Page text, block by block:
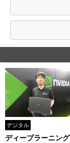
デジタル
ディープラーニング